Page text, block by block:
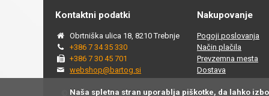
Kontaktni podatki
Obrtniška ulica 18, 8210 Trebnje
+386 7 34 35 330
+386 7 30 45 701
webshop@bartog.si
Nakupovanje
Pogoji poslovanja
Način plačila
Prevzemna mesta
Dostava
© 2015 - 2025 Spletna trgovina Bartog, v spletni trgovini
Naša spletna stran uporablja piškotke, da lahko